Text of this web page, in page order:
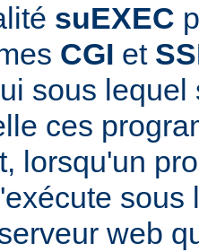
suEXEC
CGI et
sous
ces
lorsqu'un
sous
web